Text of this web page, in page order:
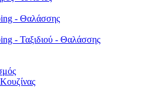
- Θαλάσσης
- Ταξιδιού - Θαλάσσης